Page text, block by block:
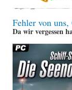
Fehler von
Da wir vergessen